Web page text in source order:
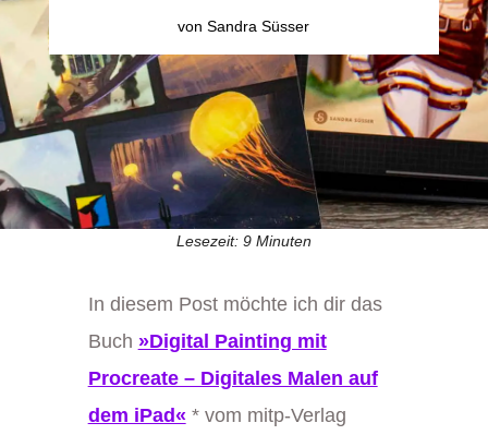
vonSandra Süsser
Lesezeit: 9 Minuten
In diesem Post möchte ich dir das
Buch »Digital Painting mit
Procreate – Digitales Malen auf
dem iPad« * vom mitp-Verlag